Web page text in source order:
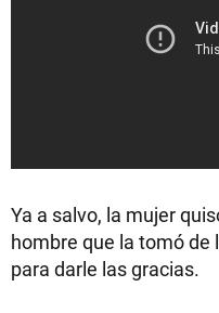
Ya a salvo, la mujer
hombre que la tomó de
para darle las gracias.